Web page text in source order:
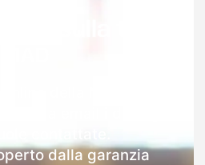
dalla garanzia